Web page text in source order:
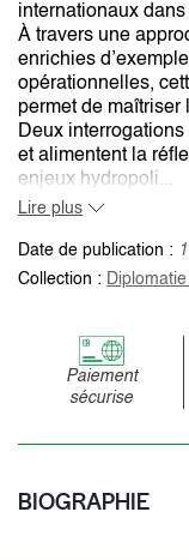
internationaux
À travers une
enrichies
opérationnelles,
permet de maîtriser
Deux
et alimentent la
enjeux hydropoli...
Lire plus
Date de publication :
Collection :
Paiement
sécurise
BIOGRAPHIE